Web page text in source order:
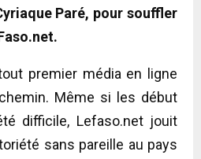
Paré, pour souffler
premier média en ligne
Même si les début
difficile, Lefaso.net jouit
sans pareille au pays